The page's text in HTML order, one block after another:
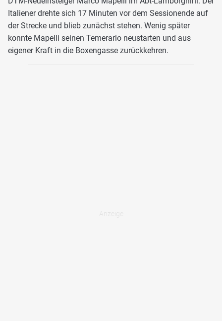
Italiener drehte sich 17 Minuten vor dem Sessionende auf
der Strecke und blieb zunächst stehen. Wenig später
konnte Mapelli seinen Temerario neustarten und aus
eigener Kraft in die Boxengasse zurückkehren.